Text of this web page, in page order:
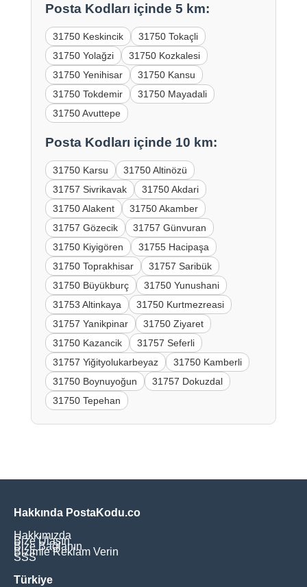
Posta Kodları içinde 5 km:
31750 Keskincik
31750 Tokaçli
31750 Yolağzi
31750 Kozkalesi
31750 Yenihisar
31750 Kansu
31750 Tokdemir
31750 Mayadali
31750 Avuttepe
Posta Kodları içinde 10 km:
31750 Karsu
31750 Altinözü
31757 Sivrikavak
31750 Akdari
31750 Alakent
31750 Akamber
31757 Gözecik
31757 Günvuran
31750 Kiyigören
31755 Hacipaşa
31750 Toprakhisar
31757 Saribük
31750 Büyükburç
31750 Yunushani
31753 Altinkaya
31750 Kurtmezreasi
31757 Yanikpinar
31750 Ziyaret
31750 Kazancik
31757 Seferli
31757 Yiğityolukarbeyaz
31750 Kamberli
31750 Boynuyoğun
31757 Dokuzdal
31750 Tepehan
Hakkında PostaKodu.co
Hakkımızda
Bize Ulaşın
Bize Bağlanın
Bizimle Reklam Verin
SSS
Türkiye